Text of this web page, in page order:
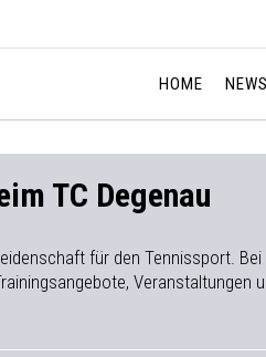
HOME NEWS
TC Degenau
für den Tennissport.
Veranstaltungen